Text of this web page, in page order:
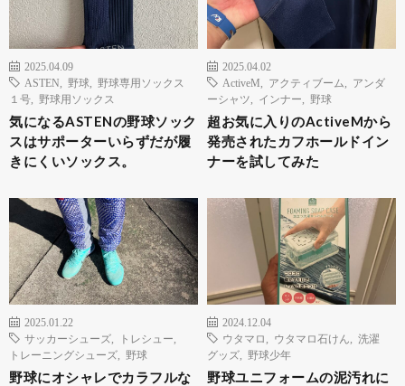
2025.04.09
ASTEN
野球
野球専用ソックス
１号
野球用ソックス
気になるASTENの野球ソック
スはサポーターいらずだが履
きにくいソックス。
2025.04.02
ActiveM
アクティブーム
アンダ
ーシャツ
インナー 野球
超お気に入りのActiveMから
発売されたカフホールドイン
ナーを試してみた
2025.01.22
サッカーシューズ
トレシュー
トレーニングシューズ
野球
野球にオシャレでカラフルな
2024.12.04
ウタマロ
ウタマロ石けん
洗濯
グッズ
野球少年
野球ユニフォームの泥汚れに